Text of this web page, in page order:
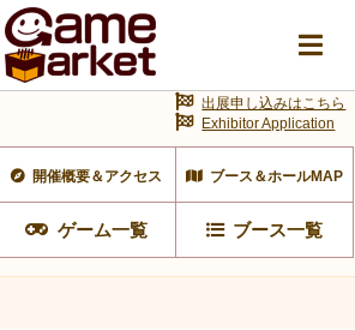
開催概要＆アクセス ブース＆ホールMAP
ゲーム一覧 ブース一覧
出展申し込みはこちら
Exhibitor Application